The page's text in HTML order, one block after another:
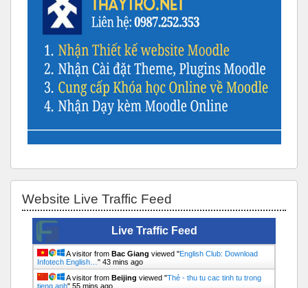
Website Live Traffic Feed
Live Traffic Feed
A visitor from Bac Giang viewed "English Club: Download
Infotech English… " 43 mins ago
A visitor from Beijing viewed "Thẻ - thu tu cac tinh tu trong
tieng anh" 55 mins ago